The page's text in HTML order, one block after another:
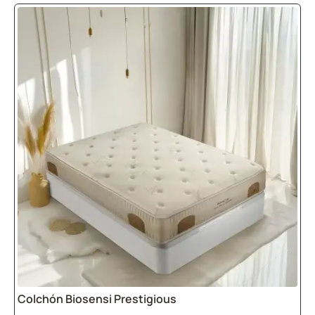
una de las más vendidas! Con nuestra
almohada viscoelástica
, tendrás el
complemento ideal para tu colchón
viscoelástico.
Colchones adaptados a
cada necesidad
En Camapolis, ofrecemos una amplia
variedad de colchones para adaptarnos a
tus preferencias y espacios:
Colchón viscoelástico
135×190
Un tamaño perfecto para camas
matrimoniales estándar. Ideal para quienes
buscan comodidad en espacios más
Colchón Biosensi Prestigious